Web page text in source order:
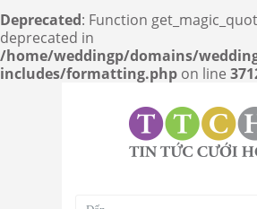
Deprecated: Function
deprecated in
/home/weddingp/domains/
includes/formatting.php on line